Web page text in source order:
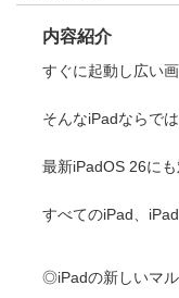
内容紹介
すぐに起動し広い
そんなiPadならで
最新iPadOS 26に
すべてのiPad、
◎iPadの新しいマ